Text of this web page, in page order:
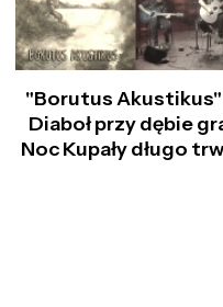
"Borutus Akustikus"
Diaboł przy dębie
Noc Kupały długo